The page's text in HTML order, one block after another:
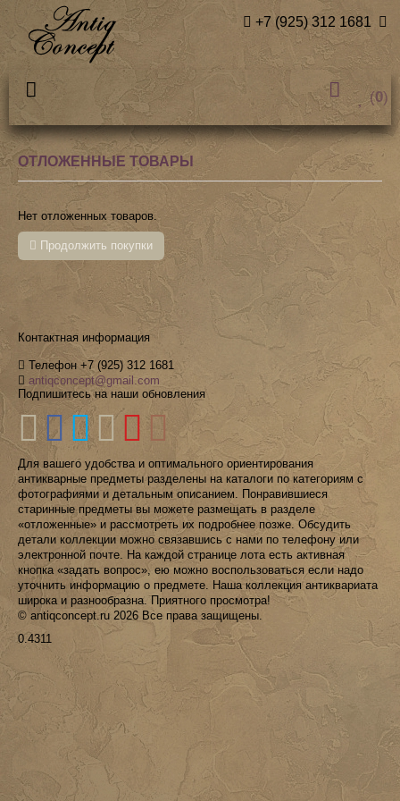
+7 (925) 312 1681
(0)
ОТЛОЖЕННЫЕ ТОВАРЫ
Нет отложенных товаров.
Продолжить покупки
Контактная информация
Телефон +7 (925) 312 1681
antiqconcept@gmail.com
Подпишитесь на наши обновления
Для вашего удобства и оптимального ориентирования
антикварные предметы разделены на каталоги по категориям с
фотографиями и детальным описанием. Понравившиеся
старинные предметы вы можете размещать в разделе
«отложенные» и рассмотреть их подробнее позже. Обсудить
детали коллекции можно связавшись с нами по телефону или
электронной почте. На каждой странице лота есть активная
кнопка «задать вопрос», ею можно воспользоваться если надо
уточнить информацию о предмете. Наша коллекция антиквариата
широка и разнообразна. Приятного просмотра!
© antiqconcept.ru 2026 Все права защищены.
0.4311